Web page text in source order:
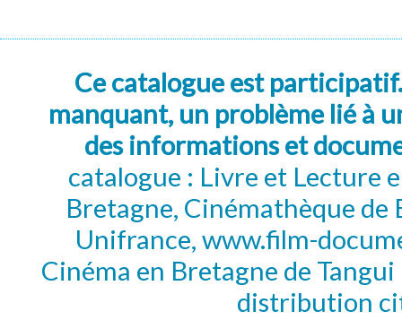
Ce catalogue est
manquant, un problème lié à
des informations et
catalogue : Livre et Lecture
Bretagne, Cinémathèque de
Unifrance, www.film-
Cinéma en Bretagne de
distribution